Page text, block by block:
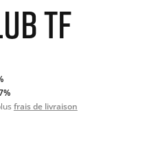
TF
price: €42.00. -50% off
frais de livraison